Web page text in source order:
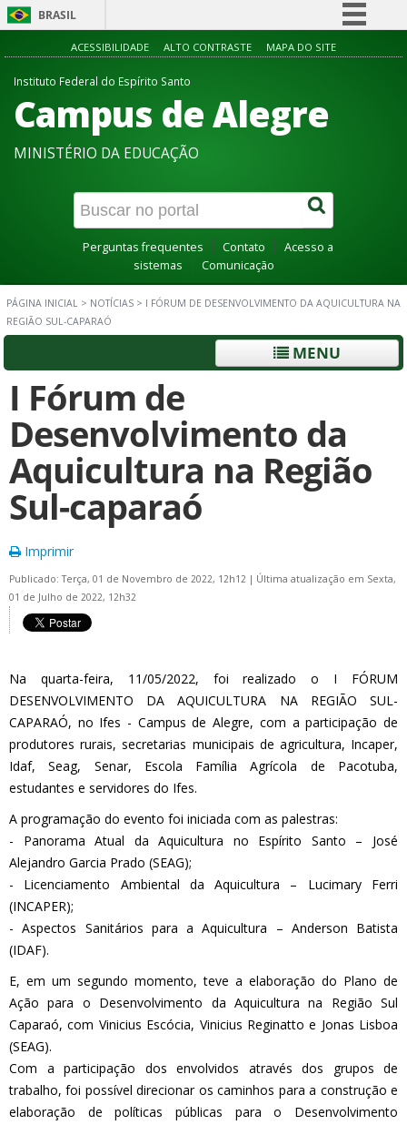
BRASIL
Simplifique!
Acesso à informação
Canais
ACESSIBILIDADE ALTO CONTRASTE MAPA DO SITE
Instituto Federal do Espírito Santo
Campus de Alegre
MINISTÉRIO DA EDUCAÇÃO
Perguntas frequentes Contato
Acesso a
sistemas
Comunicação
PÁGINA INICIAL > NOTÍCIAS > I FÓRUM DE DESENVOLVIMENTO DA AQUICULTURA NA
REGIÃO SUL-CAPARAÓ
MENU
I Fórum de
Desenvolvimento da
Aquicultura na Região
Sul-caparaó
Imprimir
Publicado: Terça, 01 de Novembro de 2022, 12h12 | Última atualização em Sexta,
01 de Julho de 2022, 12h32
Na quarta-feira, 11/05/2022, foi realizado o I FÓRUM
DESENVOLVIMENTO DA AQUICULTURA NA REGIÃO SUL-
CAPARAÓ, no Ifes - Campus de Alegre, com a participação de
produtores rurais, secretarias municipais de agricultura, Incaper,
Idaf, Seag, Senar, Escola Família Agrícola de Pacotuba,
estudantes e servidores do Ifes.
A programação do evento foi iniciada com as palestras:
- Panorama Atual da Aquicultura no Espírito Santo – José
Alejandro Garcia Prado (SEAG);
- Licenciamento Ambiental da Aquicultura – Lucimary Ferri
(INCAPER);
- Aspectos Sanitários para a Aquicultura – Anderson Batista
(IDAF).
E, em um segundo momento, teve a elaboração do Plano de
Ação para o Desenvolvimento da Aquicultura na Região Sul
Caparaó, com Vinicius Escócia, Vinicius Reginatto e Jonas Lisboa
(SEAG).
Com a participação dos envolvidos através dos grupos de
trabalho, foi possível direcionar os caminhos para a construção e
elaboração de políticas públicas para o Desenvolvimento